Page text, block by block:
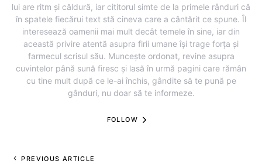
lui are ritm și căldură, iar cititorul simte de la primele rânduri că
în spatele fiecărui text stă cineva care a cântărit ce spune. Îl
interesează oamenii mai mult decât temele în sine, iar din
această privire atentă asupra firii umane își trage forța și
farmecul scrisul său. Muncește ordonat, revine asupra
cuvintelor până sună firesc și lasă în urmă pagini care rămân
cu tine mult după ce le-ai închis, gândite să te pună pe
gânduri, nu doar să te informeze.
FOLLOW
PREVIOUS ARTICLE